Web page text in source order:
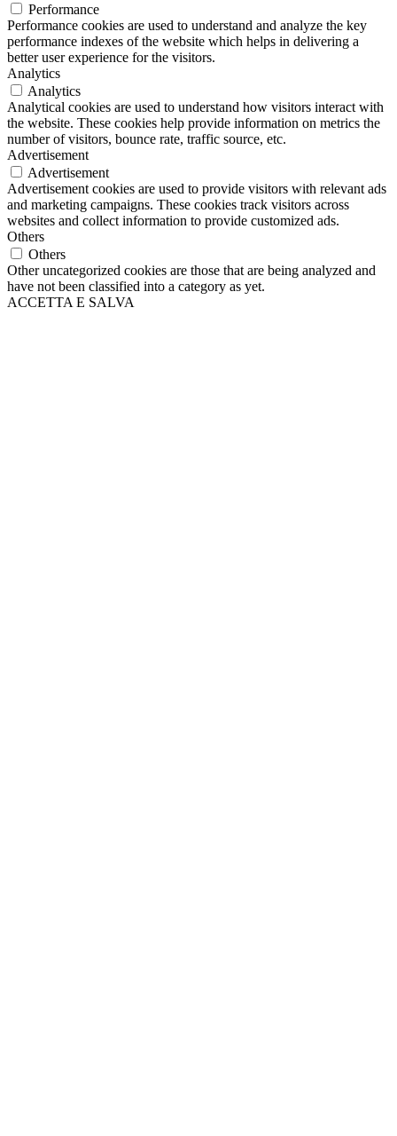
Performance
Performance cookies are used to understand and analyze the key
performance indexes of the website which helps in delivering a
better user experience for the visitors.
Analytics
Analytics
Analytical cookies are used to understand how visitors interact with
the website. These cookies help provide information on metrics the
number of visitors, bounce rate, traffic source, etc.
Advertisement
Advertisement
Advertisement cookies are used to provide visitors with relevant ads
and marketing campaigns. These cookies track visitors across
websites and collect information to provide customized ads.
Others
Others
Other uncategorized cookies are those that are being analyzed and
have not been classified into a category as yet.
ACCETTA E SALVA